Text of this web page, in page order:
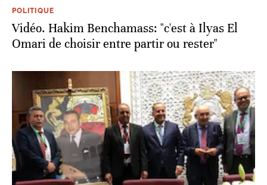
POLITIQUE
Vidéo. Hakim Benchamass: "c'est à Ilyas El
Omari de choisir entre partir ou rester"